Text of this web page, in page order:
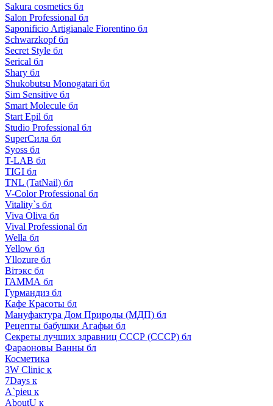
Sakura cosmetics бл
Salon Professional бл
Saponificio Artigianale Fiorentino бл
Schwarzkopf бл
Secret Style бл
Serical бл
Shary бл
Shukobutsu Monogatari бл
Sim Sensitive бл
Smart Molecule бл
Start Epil бл
Studio Professional бл
SuperСила бл
Syoss бл
T-LAB бл
TIGI бл
TNL (TatNail) бл
V-Color Professional бл
Vitality`s бл
Viva Oliva бл
Vival Professional бл
Wella бл
Yellow бл
Yllozure бл
Вiтэкс бл
ГАММА бл
Гурмандиз бл
Кафе Красоты бл
Мануфактура Дом Природы (МДП) бл
Рецепты бабушки Агафьи бл
Секреты лучших здравниц СССР (СССР) бл
Фараоновы Ванны бл
Косметика
3W Clinic к
7Days к
A`pieu к
AboutU к